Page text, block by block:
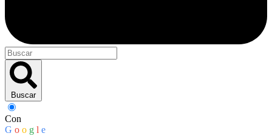
Buscar
Con
G o o g l e